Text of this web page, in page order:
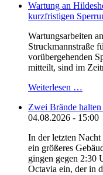
Wartung an
kurzfristigen
Wartungsarbeiten
Struckmannstraße
vorübergehenden
mitteilt, sind im
Weiterlesen …
Zwei Brände
04.08.2026 - 15:00
In der letzten
ein größeres
gingen gegen 2:30
Octavia ein, der in